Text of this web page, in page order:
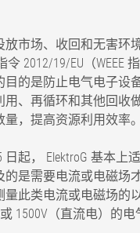
放市场、收回和无害环
令 2012/19/EU（WEEE
目的是防止电气电子设
用、再循环和其他回收
，提高资源利用效率。
日起， ElektroG 基本上
的是需要电流或电磁场
量此类电流或电磁场的
1500V（直流电）的电